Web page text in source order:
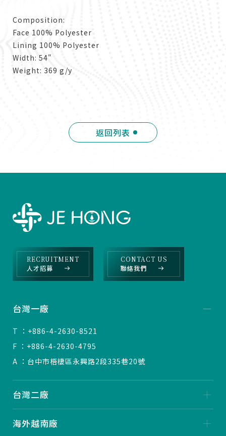
Composition:
Face 100% Polyester
Lining 100% Polyester
Width: 54"
Weight: 369 g/y
返回列表
RECRUITMENT
人才招募
CONTACT US
聯絡我們
台灣一廠
T ：+886-4-2630-8521
F ：+886-4-2630-4795
A ：台中市梧棲區永興路2段335巷20號
台灣二廠
海外越南廠